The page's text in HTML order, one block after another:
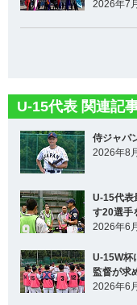
2026年7
U-15代表 関連記
侍ジャパ
2026年8
U-15代表
す20選手
2026年6
U-15W杯
監督が求
2026年6